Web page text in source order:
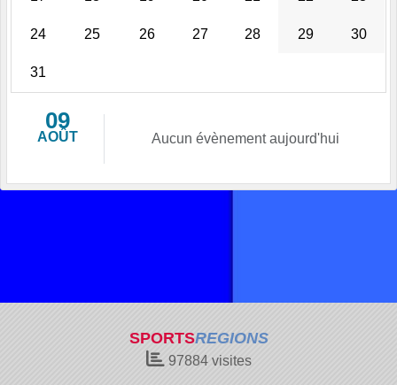
24 25 26 27 28 29 30
31
09
AOÛT Aucun évènement aujourd'hui
SPORTSREGIONS
97884visites